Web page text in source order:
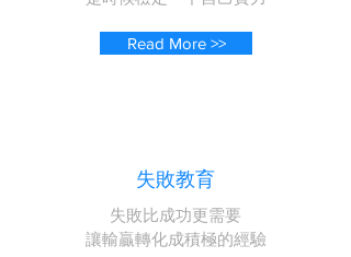
Read More >>
失敗教育
失敗比成功更需要
讓輸贏轉化成積極的經驗